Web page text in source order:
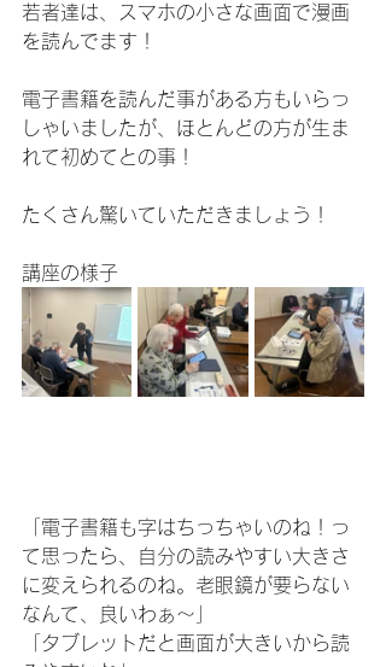
若者達は、スマホの小さな画面で漫画
を読んでます！
電子書籍を読んだ事がある方もいらっ
しゃいましたが、ほとんどの方が生ま
れて初めてとの事！
たくさん驚いていただきましょう！
講座の様子
「電子書籍も字はちっちゃいのね！っ
て思ったら、自分の読みやすい大きさ
に変えられるのね。老眼鏡が要らない
なんて、良いわぁ〜」
「タブレットだと画面が大きいから読